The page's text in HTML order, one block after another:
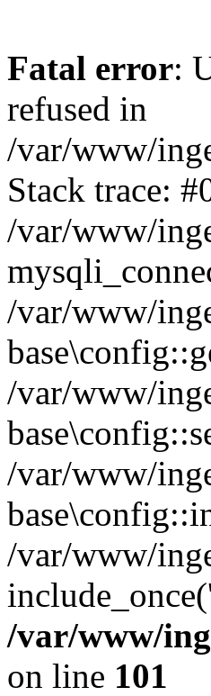
Fatal error:
refused in
/var/www/
Stack trace:
/var/www/
/var/www/
/var/www/
/var/www/
/var/www/
/var/www/
on line 101